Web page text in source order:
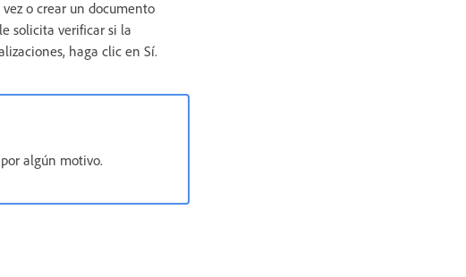
o crear un documento
solicita verificar si la
haga clic en Sí.
algún motivo.